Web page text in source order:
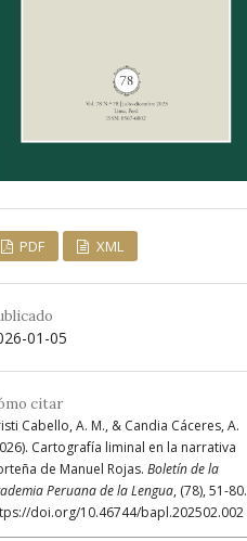
PDF XML
01-05
citar
Cabello, A. M., & Candia Cáceres, A.
Cartografía liminal en la narrativa
de Manuel Rojas. Boletín de la
Peruana de la Lengua, (78), 51-80.
doi.org/10.46744/bapl.202502.002